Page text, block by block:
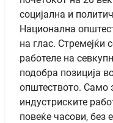
социјална и
Национална
на глас. Стремејќи
работеле на
подобра позиција
општеството. Само
индустриските
повеќе часови, без